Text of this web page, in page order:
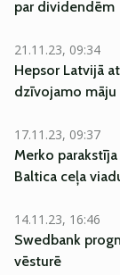
par dividendēm
21.11.23, 09:34
Hepsor Latvijā
dzīvojamo māju
17.11.23, 09:37
Merko
Baltica ceļa
14.11.23, 16:46
Swedbank
vēsturē